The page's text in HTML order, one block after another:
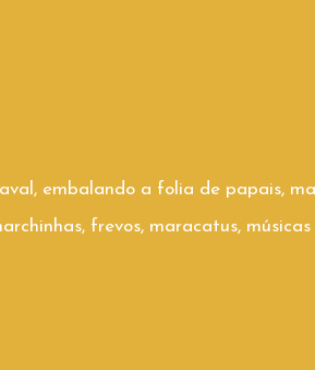
embalando a folia de papais,
frevos, maracatus, músicas